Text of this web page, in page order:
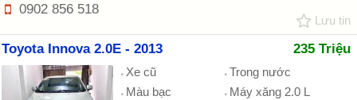
0902 856 518
Lưu tin
Toyota Innova 2.0E - 2013 235 Triệu
Xe cũ
Trong nước
Màu bạc
Máy xăng 2.0 L